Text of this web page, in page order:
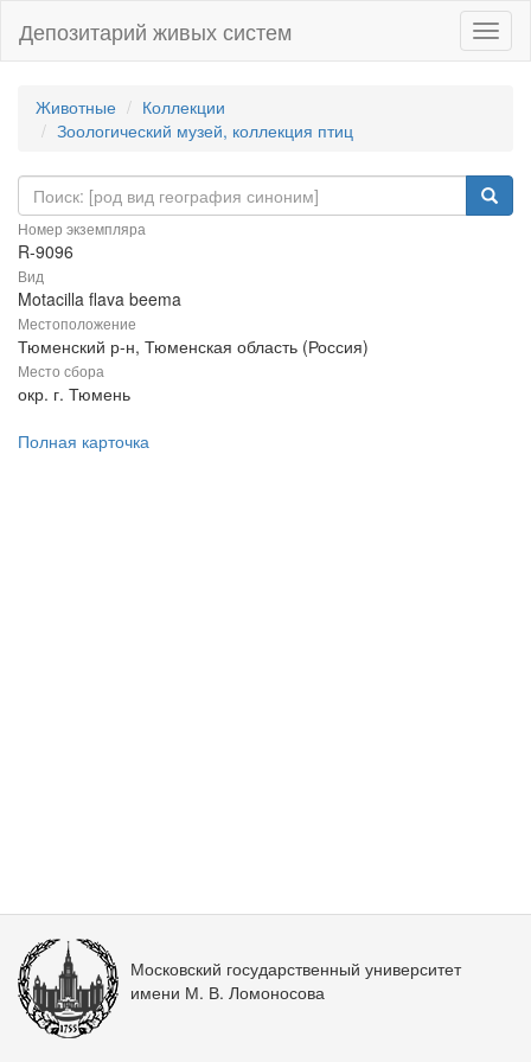
Депозитарий живых систем
Животные
Коллекции
Зоологический музей, коллекция птиц
Номер экземпляра
R-9096
Вид
Motacilla flava beema
Местоположение
Тюменский р-н, Тюменская область (Россия)
Место сбора
окр. г. Тюмень
Полная карточка
Московский государственный университет
имени М. В. Ломоносова